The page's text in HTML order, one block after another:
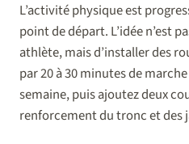
L’activité physique est
point de départ. L’idée n’est
athlète, mais d’installer des
par 20 à 30 minutes de
semaine, puis ajoutez deux
renforcement du tronc et des